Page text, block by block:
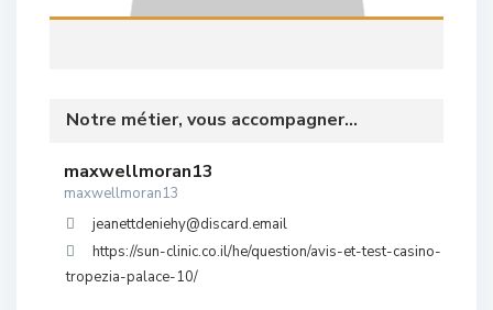
Notre métier, vous accompagner...
maxwellmoran13
maxwellmoran13
jeanettdeniehy@discard.email
https://sun-clinic.co.il/he/question/avis-et-test-casino-
tropezia-palace-10/